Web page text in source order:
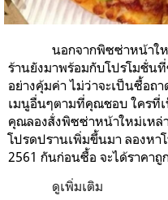
นอกจากพิซซ่าหน้าใ
ร้านยังมาพร้อมกับโปรโมชั่น
อย่างคุ้มค่า ไม่ว่าจะเป็นซื้อถ
เมนูอื่นๆตามที่คุณชอบ ใครที่
คุณลองสั่งพิซซ่าหน้าใหม่เห
โปรดปรานเพิ่มขึ้นมา ลองหา
2561 กันก่อนซื้อ จะได้ราคาถู
ดูเพิ่มเติม